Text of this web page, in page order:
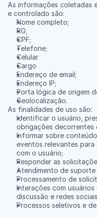
As informações coletadas
e controlado são:
Nome completo;
RG;
CPF;
Telefone;
Celular
Cargo
Endereço de email;
Endereço IP;
Porta lógica de origem
Geolocalização.
As finalidades de uso são:
Identificar o usuário,
obrigações decorrentes
Informar sobre
eventos relevantes
com o usuário;
Responder as
Atendimento de suporte
Processamento de
Interações com
discussão e redes
Processos seletivos e